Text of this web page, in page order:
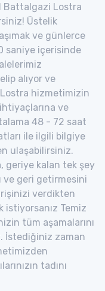
Battalgazi Lostra
Üstelik
ve günlerce
saniye içerisinde
alıyor ve
hizmetimizin
ihtiyaçlarına ve
48 - 72 saat
ile ilgili bilgiye
ulaşabilirsiniz.
geriye kalan tek şey
ve geri getirmesini
verdikten
Temiz
tüm aşamalarını
İstediğiniz zaman
tadını